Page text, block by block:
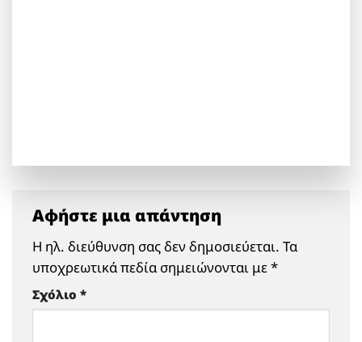
Αφήστε μια απάντηση
Η ηλ. διεύθυνση σας δεν δημοσιεύεται. Τα
υποχρεωτικά πεδία σημειώνονται με*
Σχόλιο *